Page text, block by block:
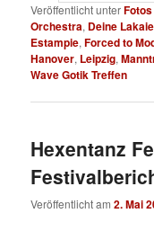
Veröffentlicht unter
Orchestra, Deine
Estampie,Forced to
Hanover, Leipzig,
Wave Gotik Treffen
Hexentanz
Veröffentlicht am2. Mai